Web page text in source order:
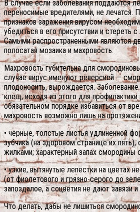
В случае если заболевания поддаются
переносимые вредителями, не лечатся.
признаков заражения вирусом
убедиться в его присутствии и стереть
Самыми распространенными являются
полосатая мозаика и махровость.
Махровость губительна для
случае вирус именуют реверсией —
плодоносить, вырождается.
клещ, исходя из этого для
обязательном порядке избавиться от
махровость возможно лишь на
• чёрные, толстые листья удлиненной
зубчика (на здоровом странице их
жилками; характерный запах смородины
• узкие, вытянутые лепестки на цветах
(от фиолетового и грязно-серого до
запоздалое, а соцветия не дают завязи
Что делать, дабы не лишиться